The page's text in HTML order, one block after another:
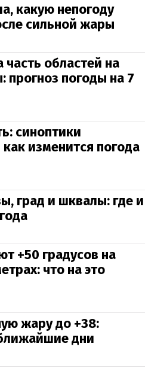
какую непогоду
сильной жары
областей на
погоды на 7
синоптики
изменится погода
град и шквалы: где и
+50 градусов на
что на это
жару до +38:
дни